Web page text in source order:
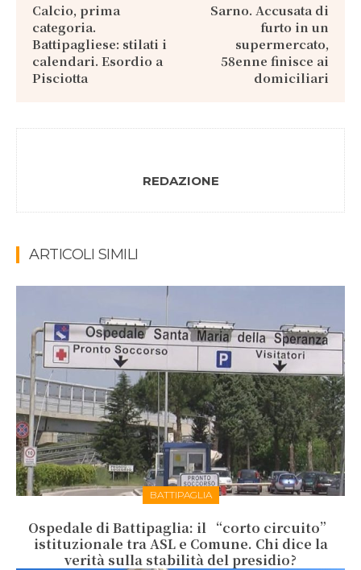
Calcio, prima
categoria.
Battipagliese: stilati i
calendari. Esordio a
Pisciotta
Sarno. Accusata di
furto in un
supermercato,
58enne finisce ai
domiciliari
REDAZIONE
ARTICOLI SIMILI
BATTIPAGLIA
Ospedale di Battipaglia: il “corto circuito”
istituzionale tra ASL e Comune. Chi dice la
verità sulla stabilità del presidio?